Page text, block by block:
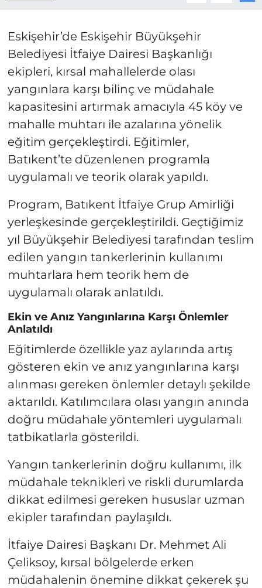
Eskişehir’de Eskişehir Büyükşehir
Belediyesi İtfaiye Dairesi Başkanlığı
ekipleri, kırsal mahallelerde olası
yangınlara karşı bilinç ve müdahale
kapasitesini artırmak amacıyla 45 köy ve
mahalle muhtarı ile azalarına yönelik
eğitim gerçekleştirdi. Eğitimler,
Batıkent’te düzenlenen programla
uygulamalı ve teorik olarak yapıldı.
Program, Batıkent İtfaiye Grup Amirliği
yerleşkesinde gerçekleştirildi. Geçtiğimiz
yıl Büyükşehir Belediyesi tarafından teslim
edilen yangın tankerlerinin kullanımı
muhtarlara hem teorik hem de
uygulamalı olarak anlatıldı.
Ekin ve Anız Yangınlarına Karşı Önlemler
Anlatıldı
Eğitimlerde özellikle yaz aylarında artış
gösteren ekin ve anız yangınlarına karşı
alınması gereken önlemler detaylı şekilde
aktarıldı. Katılımcılara olası yangın anında
doğru müdahale yöntemleri uygulamalı
tatbikatlarla gösterildi.
Yangın tankerlerinin doğru kullanımı, ilk
müdahale teknikleri ve riskli durumlarda
dikkat edilmesi gereken hususlar uzman
ekipler tarafından paylaşıldı.
İtfaiye Dairesi Başkanı Dr. Mehmet Ali
Çeliksoy, kırsal bölgelerde erken
müdahalenin önemine dikkat çekerek şu